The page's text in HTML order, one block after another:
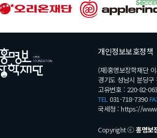
개인정보보호정책
(재)홍명보장학재단
경기도 성남시 분당
고유번호 : 220-82-
TEL031-718-7390
국세청 : https://
Copyright ⓒ홍명보